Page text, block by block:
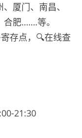
厦门、南昌、
肥…….等。
存点，🔍在线查
21:30